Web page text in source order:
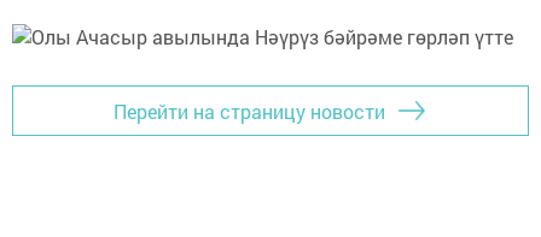
Перейти на страницу новости